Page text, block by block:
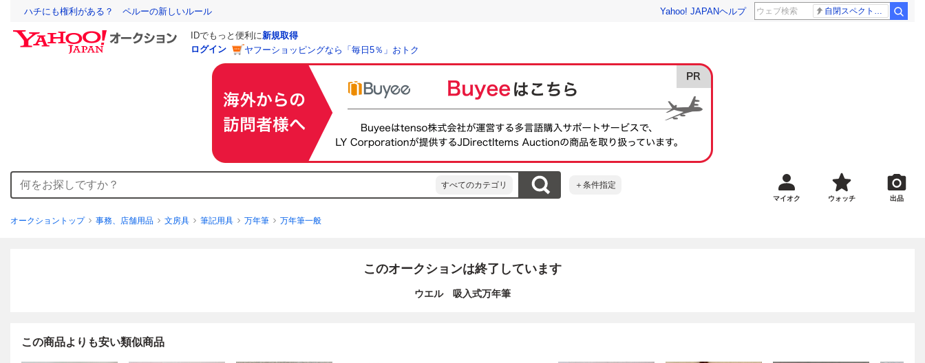
ハチにも権利がある？ ペルーの新しいルール Yahoo! JAPANヘルプ 自閉スペクトラム症
IDでもっと便利に新規取得
ログイン
ヤフーショッピングなら「毎日5％」おトク
すべてのカテゴリ ＋条件指定
マイオク ウォッチ 出品
オークショントップ 事務、店舗用品 文房具 筆記用具 万年筆 万年筆一般
このオークションは終了しています
ウエル 吸入式万年筆
この商品よりも安い類似商品